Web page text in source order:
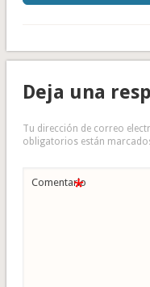
Deja una
Tu dirección de correo
obligatorios están
Comentario
*